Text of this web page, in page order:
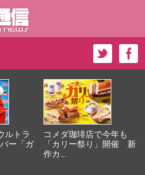
ルトラ
ー「ガ
コメダ珈琲店で今年も
「カリー祭り」開催 新
作カ...